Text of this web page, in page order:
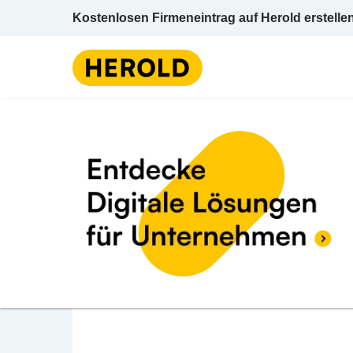
Kostenlosen Firmeneintrag auf Herold
Schlosserei
5.0 (1)1 BEWERTUNGEN BEWERTUNG
hoch Schlosserei INH
Schweizerstraße 55 6850 Dornbirn
Schlosserei